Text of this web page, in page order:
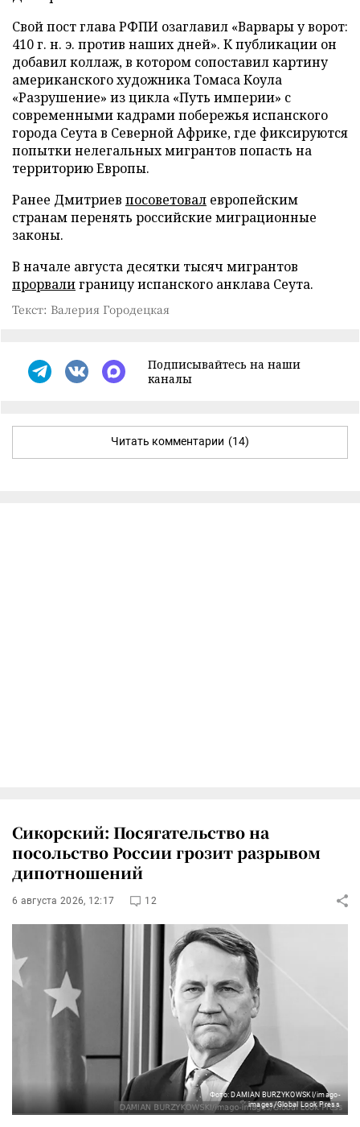
Свой пост глава РФПИ озаглавил «Варвары у ворот:
410 г. н. э. против наших дней». К публикации он
добавил коллаж, в котором сопоставил картину
американского художника Томаса Коула
«Разрушение» из цикла «Путь империи» с
современными кадрами побережья испанского
города Сеута в Северной Африке, где фиксируются
попытки нелегальных мигрантов попасть на
территорию Европы.
Ранее Дмитриев посоветовал европейским
странам перенять российские миграционные
законы.
В начале августа десятки тысяч мигрантов
прорвалиграницу испанского анклава Сеута.
Текст: Валерия Городецкая
Подписывайтесь на наши
каналы
Читать комментарии (14)
Сикорский: Посягательство на
посольство России грозит разрывом
дипотношений
6 августа 2026, 12:17 12
Фото: DAMIAN BURZYKOWSKI/imago-
images/Global Look Press